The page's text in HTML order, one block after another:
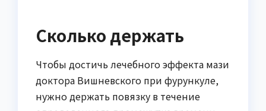
Сколько держать
Чтобы достичь лечебного эффекта мази
доктора Вишневского при фурункуле,
нужно держать повязку в течение